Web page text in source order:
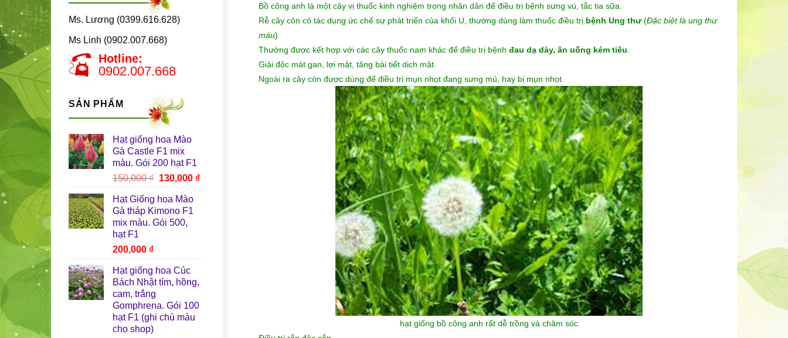
Ms. Lương (0399.616.628)
Ms Linh (0902.007.668)
Hotline:
0902.007.668
SẢN PHẨM
Hạt giống hoa Mào
Gà Castle F1 mix
màu. Gói 200 hạt F1
150,000₫ Giá
là:
150,000 ₫.
130,000 ₫Giá
Hạt Giống hoa Mào
Gà tháp Kimono F1
mix màu. Gói 500,
hạt F1
200,000 ₫
Hạt giống hoa Cúc
Bách Nhật tím, hồng,
cam, trắng
Gomphrena. Gói 100
hạt F1 (ghi chú màu
cho shop)
Bồ công anh là một cây vị thuốc kinh nghiệm trong nhân dân để điều trị bệnh sưng vú, tắc tia sữa.
Rễ cây còn có tác dụng ức chế sự phát triển của khối U, thường dùng làm thuốc điều trị bệnh Ung thư(Đặc biệt là ung thư
máu)
Thường được kết hợp với các cây thuốc nam khác để điều trị bệnh đau dạ dày, ăn uống kém tiêu
Giải độc mát gan, lợi mật, tăng bài tiết dịch mật.
Ngoài ra cây còn được dùng để điều trị mụn nhọt đang sưng mủ, hay bị mụn nhọt.
hạt giống bồ công anh rất dễ trồng và chăm sóc